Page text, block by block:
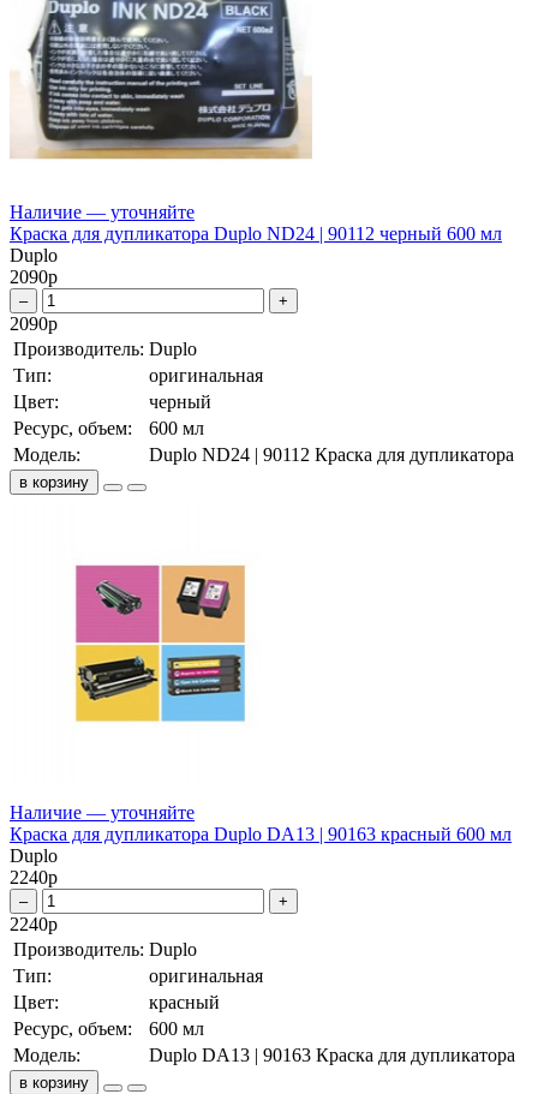
Наличие — уточняйте
Краска для дупликатора Duplo ND24 | 90112 черный 600 мл
Duplo
2090р
– +
2090р
Производитель: Duplo
Тип:
оригинальная
Цвет:
черный
Ресурс, объем:
600 мл
Модель:
Duplo ND24 | 90112 Краска для дупликатора
в корзину
Наличие — уточняйте
Краска для дупликатора Duplo DA13 | 90163 красный 600 мл
Duplo
2240р
– +
2240р
Производитель: Duplo
Тип:
оригинальная
Цвет:
красный
Ресурс, объем:
600 мл
Модель:
Duplo DA13 | 90163 Краска для дупликатора
в корзину